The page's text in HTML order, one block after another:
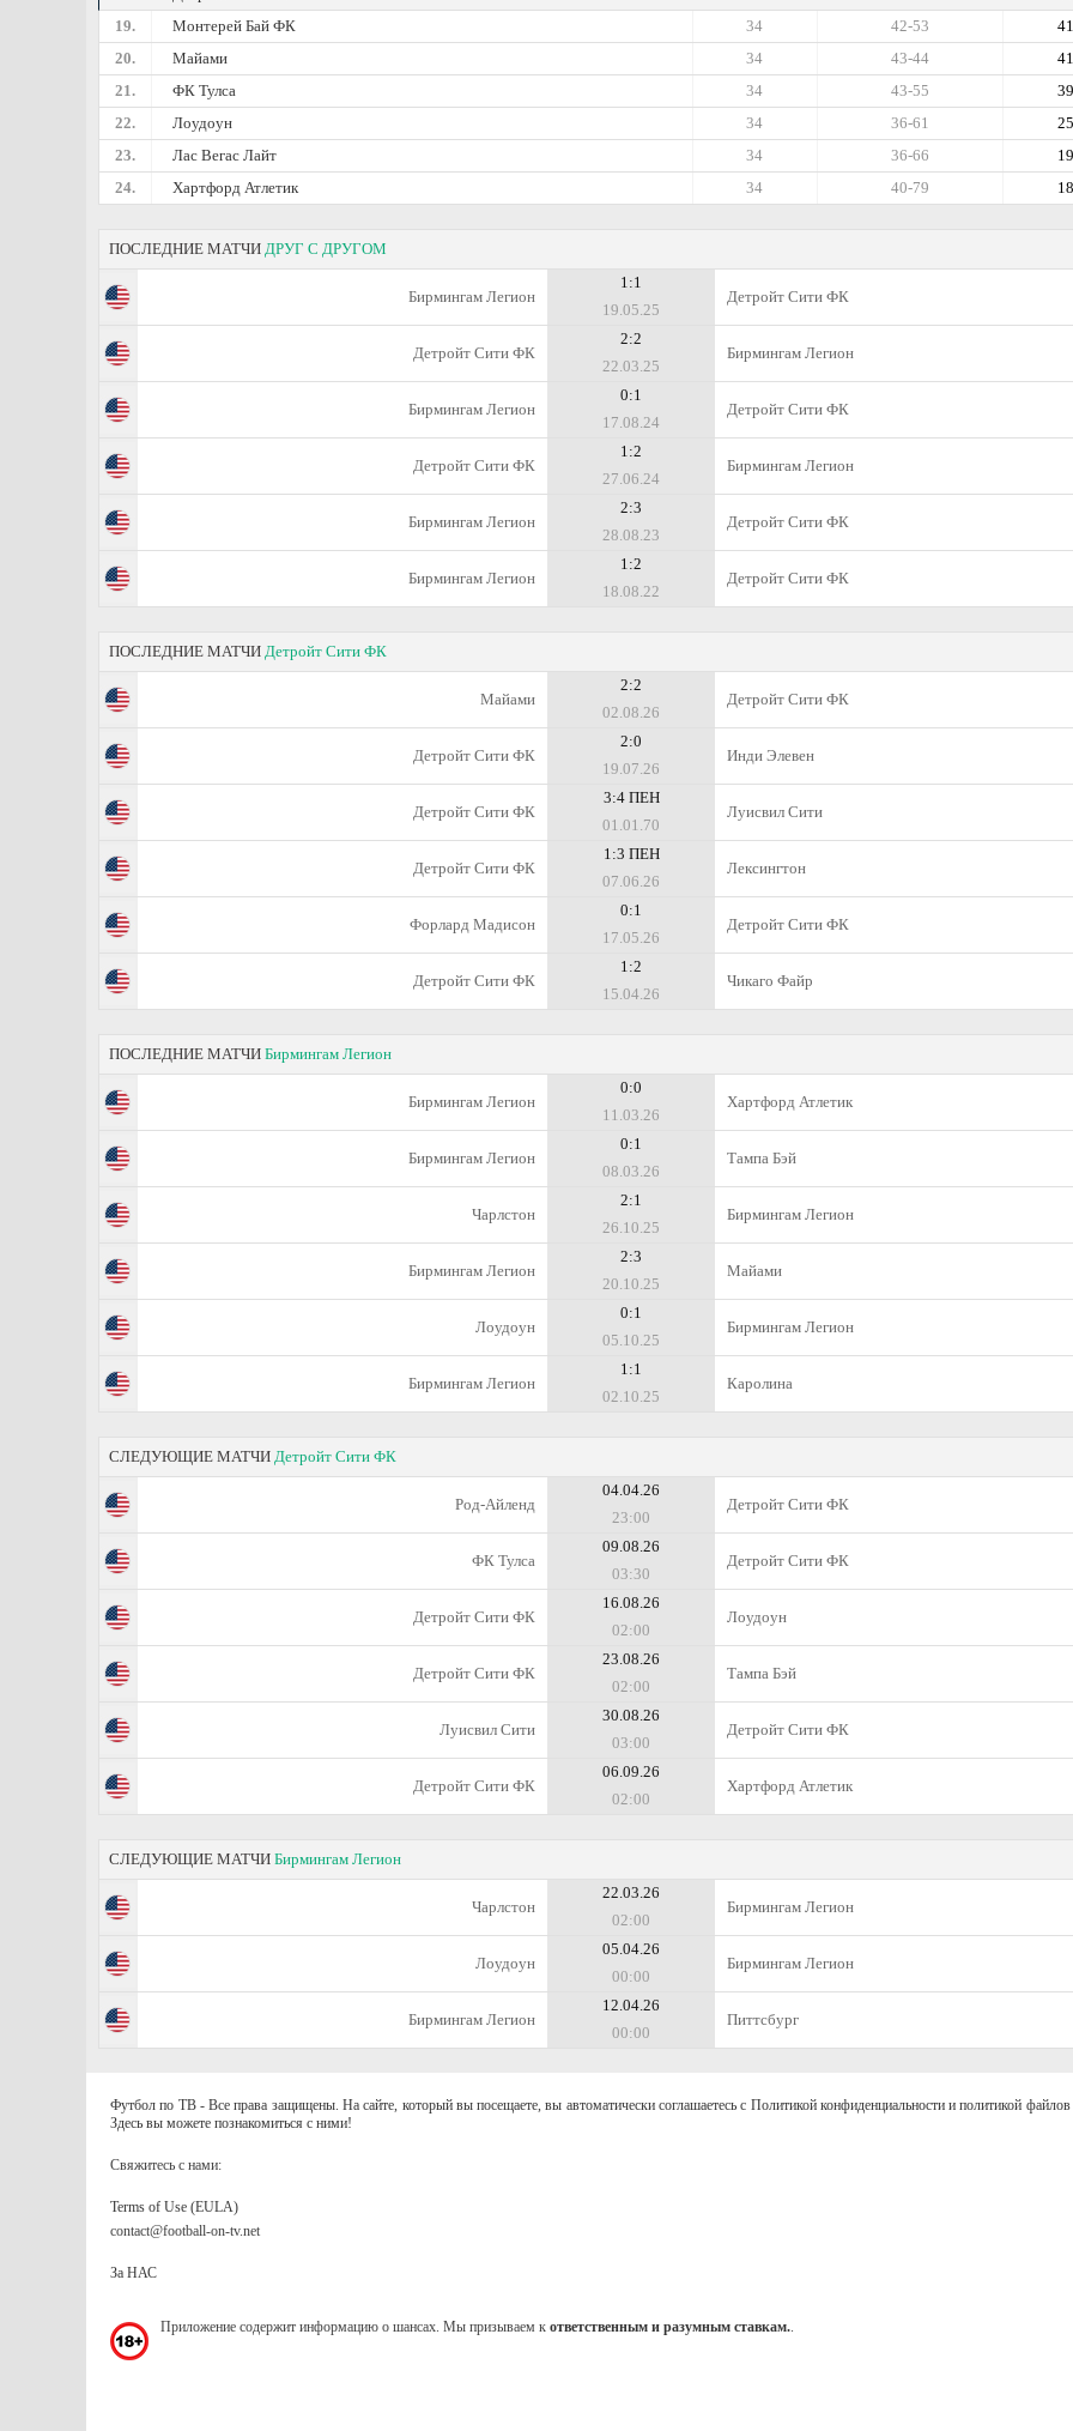
19.
Монтерей Бай ФК 41
42-53
34
20.
Майами 41
43-44
34
21.
ФК Тулса 39
43-55
34
22.
Лоудоун 25
36-61
34
23.
Лас Вегас Лайт 19
36-66
34
24.
Хартфорд Атлетик 18
40-79
34
ПОСЛЕДНИЕ МАТЧИ ДРУГ С ДРУГОМ
Бирмингам Легион
1:1
19.05.25
Детройт Сити ФК
Детройт Сити ФК
2:2
22.03.25
Бирмингам Легион
Бирмингам Легион
0:1
17.08.24
Детройт Сити ФК
Детройт Сити ФК
1:2
27.06.24
Бирмингам Легион
Бирмингам Легион
2:3
28.08.23
Детройт Сити ФК
Бирмингам Легион
1:2
18.08.22
Детройт Сити ФК
ПОСЛЕДНИЕ МАТЧИ Детройт Сити ФК
Майами
2:2
02.08.26
Детройт Сити ФК
Детройт Сити ФК
2:0
19.07.26
Инди Элевен
Детройт Сити ФК
3:4 ПЕН
01.01.70
Луисвил Сити
Детройт Сити ФК
1:3 ПЕН
07.06.26
Лексингтон
Форлард Мадисон
0:1
17.05.26
Детройт Сити ФК
Детройт Сити ФК
1:2
15.04.26
Чикаго Файр
ПОСЛЕДНИЕ МАТЧИ Бирмингам Легион
Бирмингам Легион
0:0
11.03.26
Хартфорд Атлетик
Бирмингам Легион
0:1
08.03.26
Тампа Бэй
Чарлстон
2:1
26.10.25
Бирмингам Легион
Бирмингам Легион
2:3
20.10.25
Майами
Лоудоун
0:1
05.10.25
Бирмингам Легион
Бирмингам Легион
1:1
02.10.25
Каролина
СЛЕДУЮЩИЕ МАТЧИ Детройт Сити ФК
Род-Айленд
04.04.26
23:00
Детройт Сити ФК
ФК Тулса
09.08.26
03:30
Детройт Сити ФК
Детройт Сити ФК
16.08.26
02:00
Лоудоун
Детройт Сити ФК
23.08.26
02:00
Тампа Бэй
Луисвил Сити
30.08.26
03:00
Детройт Сити ФК
Детройт Сити ФК
06.09.26
02:00
Хартфорд Атлетик
СЛЕДУЮЩИЕ МАТЧИ Бирмингам Легион
Чарлстон
22.03.26
02:00
Бирмингам Легион
Лоудоун
05.04.26
00:00
Бирмингам Легион
Бирмингам Легион
12.04.26
00:00
Питтсбург
Футбол по ТВ - Все права защищены. На сайте, который вы посещаете, вы автоматически соглашаетесь с Политикой конфиденциальности и политикой
Здесь вы можете познакомиться с ними!
Свяжитесь с нами:
Terms of Use (EULA)
contact@football-on-tv.net
За НАС
Приложение содержит информацию о шансах. Мы призываем к ответственным и разумным ставкам..